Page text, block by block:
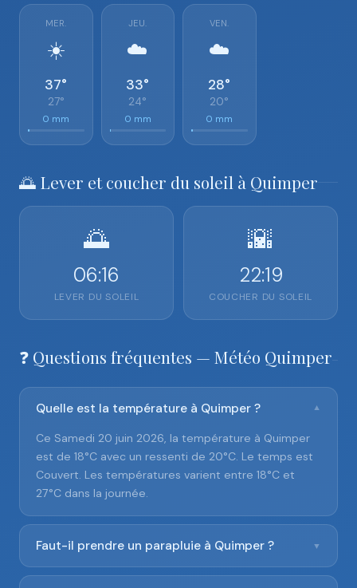
MER.
☀️
37°
27°
0 mm
JEU.
☁️
33°
24°
0 mm
VEN.
☁️
28°
20°
0 mm
🌅 Lever et coucher du soleil à Quimper
🌅
06:16
LEVER DU SOLEIL
🌇
22:19
COUCHER DU SOLEIL
❓ Questions fréquentes — Météo Quimper
Quelle est la température à Quimper ? ▼
Ce Samedi 20 juin 2026, la température à Quimper
est de 18°C avec un ressenti de 20°C. Le temps est
Couvert. Les températures varient entre 18°C et
27°C dans la journée.
Faut-il prendre un parapluie à Quimper ? ▼